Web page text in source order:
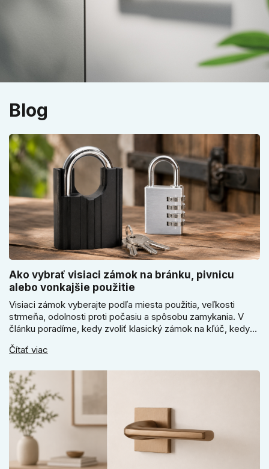
Blog
Ako vybrať visiaci zámok na bránku, pivnicu
alebo vonkajšie použitie
Visiaci zámok vyberajte podľa miesta použitia, veľkosti
strmeňa, odolnosti proti počasiu a spôsobu zamykania. V
článku poradíme, kedy zvoliť klasický zámok na kľúč, kedy
sa pri bránke, pivnici alebo záhradnom domčeku neoplatí
Čítať viac